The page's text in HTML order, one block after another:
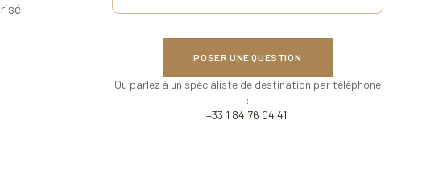
POSER UNE QUESTION
Ou parlez à un spécialiste de destination par téléphone
:
+33 1 84 76 04 41